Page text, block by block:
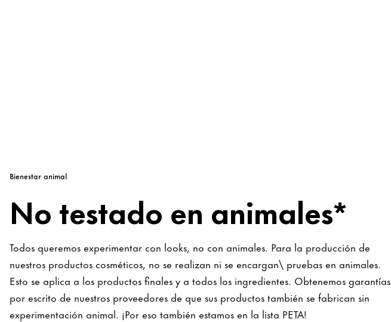
Bienestar animal
No testado en animales*
Todos queremos experimentar con looks, no con animales. Para la producción de
nuestros productos cosméticos, no se realizan ni se encargan\ pruebas en animales.
Esto se aplica a los productos finales y a todos los ingredientes. Obtenemos garantías
por escrito de nuestros proveedores de que sus productos también se fabrican sin
experimentación animal. ¡Por eso también estamos en la lista PETA!